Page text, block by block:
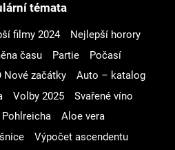
témata
filmy 2024
Nejlepší horory
času Partie
Počasí
Nové začátky
Auto – katalog
Volby 2025
Svařené víno
Aloe vera
Výpočet ascendentu